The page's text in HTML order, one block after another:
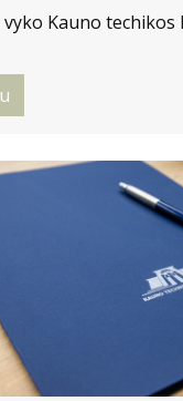
vyko Kauno